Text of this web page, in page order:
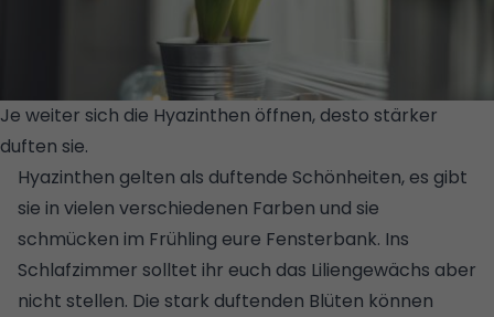
Je weiter sich die Hyazinthen öffnen, desto stärker
duften sie.
Hyazinthen gelten als duftende Schönheiten, es gibt
sie in vielen verschiedenen Farben und sie
schmücken im Frühling eure Fensterbank. Ins
Schlafzimmer solltet ihr euch das Liliengewächs aber
nicht stellen. Die stark duftenden Blüten können